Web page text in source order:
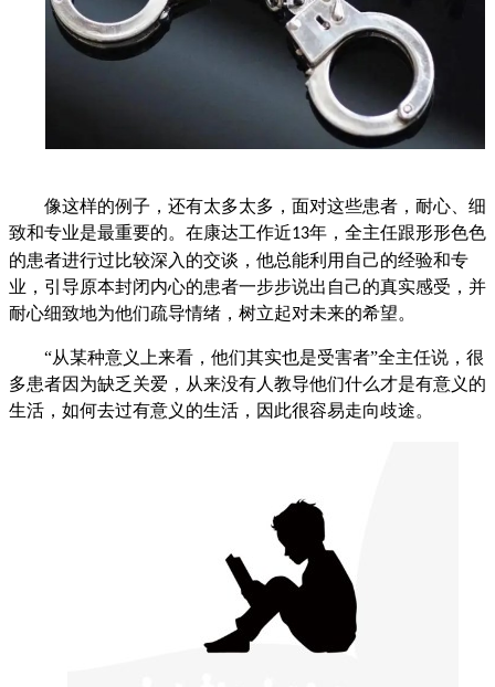
像这样的例子，还有太多太多，面对这些患者，耐心、细
致和专业是最重要的。在康达工作近13年，全主任跟形形色色
的患者进行过比较深入的交谈，他总能利用自己的经验和专
业，引导原本封闭内心的患者一步步说出自己的真实感受，并
耐心细致地为他们疏导情绪，树立起对未来的希望。
“从某种意义上来看，他们其实也是受害者”全主任说，很
多患者因为缺乏关爱，从来没有人教导他们什么才是有意义的
生活，如何去过有意义的生活，因此很容易走向歧途。